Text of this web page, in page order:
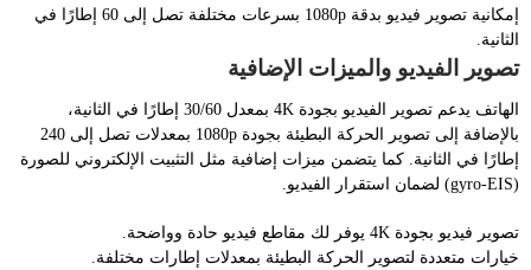
إمكانية تصوير فيديو بدقة 1080p بسرعات مختلفة تصل إلى 60 إطارًا في
الثانية.
تصوير الفيديو والميزات الإضافية
الهاتف يدعم تصوير الفيديو بجودة 4K بمعدل 30/60 إطارًا في الثانية،
بالإضافة إلى تصوير الحركة البطيئة بجودة 1080p بمعدلات تصل إلى 240
إطارًا في الثانية. كما يتضمن ميزات إضافية مثل التثبيت الإلكتروني للصورة
(gyro-EIS) لضمان استقرار الفيديو.
تصوير فيديو بجودة 4K يوفر لك مقاطع فيديو حادة وواضحة.
خيارات متعددة لتصوير الحركة البطيئة بمعدلات إطارات مختلفة.